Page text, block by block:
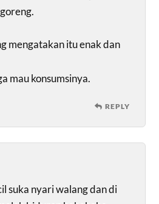
mengatakan itu enak dan
mau konsumsinya.
REPLY
suka nyari walang dan di